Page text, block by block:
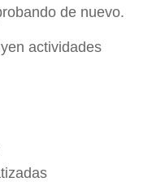
de nuevo.
actividades